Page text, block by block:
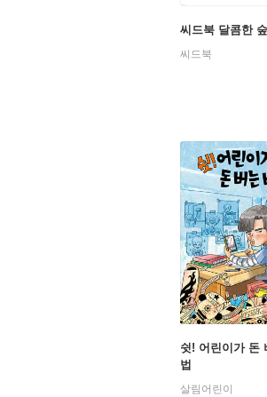
씨드북 달콤한
씨드북
쉿! 어린이가 돈
법
살림어린이